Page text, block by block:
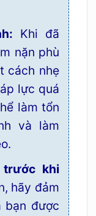
Khi đã
nặn phù
cách nhẹ
lực quá
làm tổn
và làm
trước khi
hãy đảm
bạn được